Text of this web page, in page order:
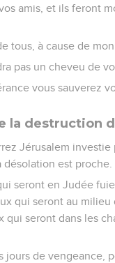
amis, et ils feront
tous, à cause de mon
pas un cheveu de
vous sauverez
la destruction
Jérusalem investie
désolation est proche.
seront en Judée
qui seront au milieu
qui seront dans les
jours de vengeance,